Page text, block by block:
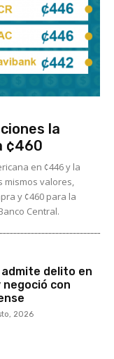
la
¢460
en ¢446 y la
mismos valores,
y ¢460 para la
Central.
delito en
con
2026